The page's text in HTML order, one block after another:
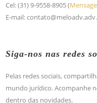
Cel: (31) 9-9558-8905 (
E-mail:
Siga-nos nas redes
Pelas redes sociais,
mundo jurídico. Acompanhe
dentro das novidades.